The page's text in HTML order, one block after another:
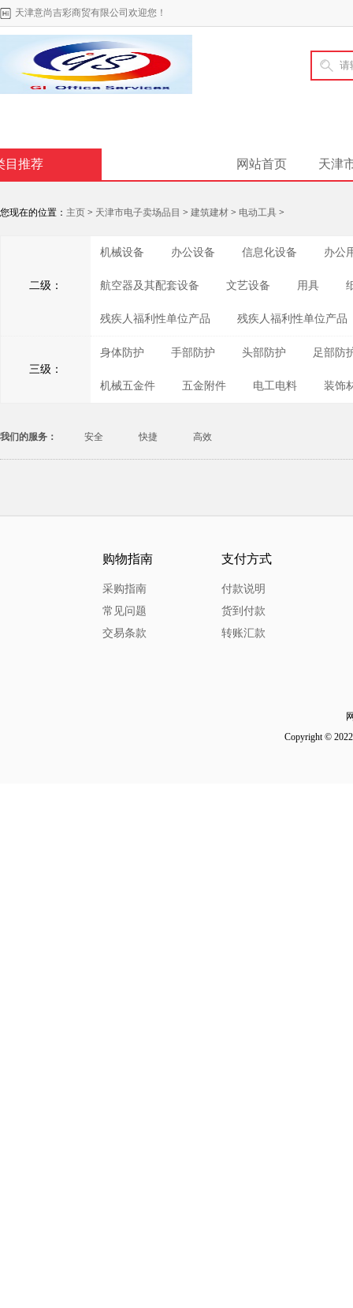
天津意尚吉彩商贸有限公司欢迎您！
网站首页 天津
目推荐
您现在的位置： 主页 > 天津市电子卖场品目 > 建筑建材 > 电动工具 >
二级：
机械设备 办公设备 信息化设备 办公
航空器及其配套设备 文艺设备 用具
残疾人福利性单位产品 残疾人福利性单位产品
三级：
身体防护 手部防护 头部防护 足部防
机械五金件 五金附件 电工电料 装饰
我们的服务： 安全 快捷 高效
购物指南
采购指南
常见问题
交易条款
支付方式
付款说明
货到付款
转账汇款
Copyright ©